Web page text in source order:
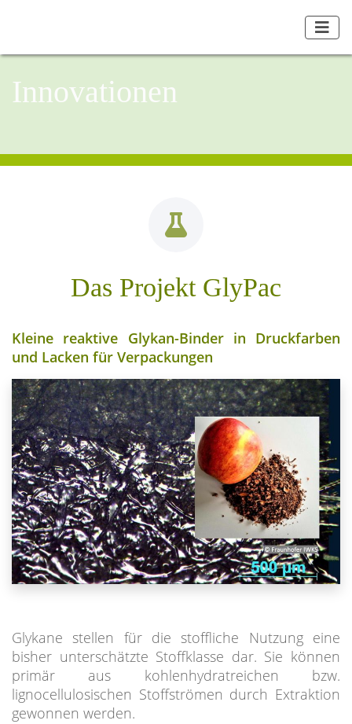
Innovationen
Das Projekt GlyPac
Kleine reaktive Glykan-Binder in Druckfarben
und Lacken für Verpackungen
Glykane stellen für die stoffliche Nutzung eine
bisher unterschätzte Stoffklasse dar. Sie können
primär aus kohlenhydratreichen bzw.
lignocellulosischen Stoffströmen durch Extraktion
gewonnen werden.